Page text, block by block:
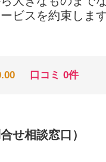
ビスを約束しま
口コミ 0件
合せ相談窓口）